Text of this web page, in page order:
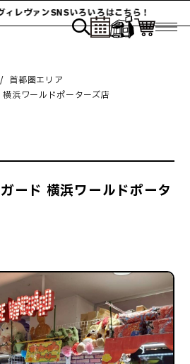
レヴァンSNSいろいろはこちら！
首都圏エリア
浜ワールドポーターズ店
ード 横浜ワールドポータ